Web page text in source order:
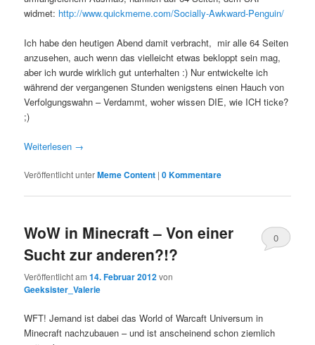
widmet: http://www.quickmeme.com/Socially-Awkward-Penguin/
Ich habe den heutigen Abend damit verbracht, mir alle 64 Seiten
anzusehen, auch wenn das vielleicht etwas bekloppt sein mag,
aber ich wurde wirklich gut unterhalten :) Nur entwickelte ich
während der vergangenen Stunden wenigstens einen Hauch von
Verfolgungswahn – Verdammt, woher wissen DIE, wie ICH ticke?
;)
Weiterlesen →
Veröffentlicht unterMeme Content |0 Kommentare
WoW in Minecraft – Von einer
Sucht zur anderen?!?
Veröffentlicht am14. Februar 2012von
Geeksister_Valerie
0
WFT! Jemand ist dabei das World of Warcaft Universum in
Minecraft nachzubauen – und ist anscheinend schon ziemlich